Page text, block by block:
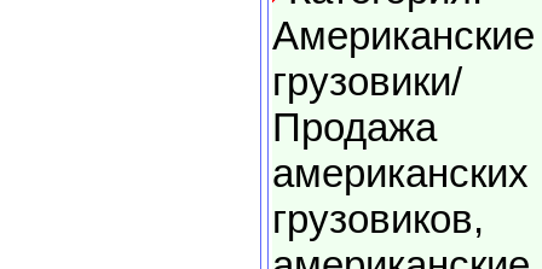
Американские
грузовики/
Продажа
американских
грузовиков,